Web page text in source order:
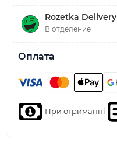
Rozetka Delivery
В отделение
Оплата
При отриманні